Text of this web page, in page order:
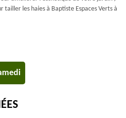
tailler les haies à Baptiste Espaces Verts à